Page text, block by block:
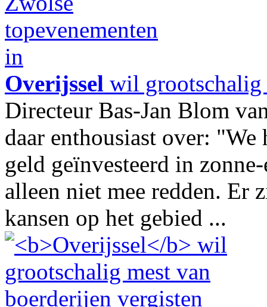
Overijssel wil grootschalig
Directeur Bas-Jan Blom
daar enthousiast over: "We
geld geïnvesteerd in
alleen niet mee redden.
kansen op het gebied ...